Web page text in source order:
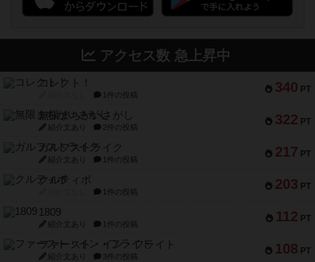
アクセス数 急上昇中
340 PT
コレクト！
1件の投稿
322 PT
無限まちがいさがし
紹介文あり 2件の投稿
217 PT
ガルフストライク
紹介文あり 1件の投稿
203 PT
クルティボ
1件の投稿
112 PT
1809
紹介文あり 1件の投稿
108 PT
ファースト・イン・フライト
紹介文あり 3件の投稿